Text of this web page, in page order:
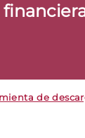
de